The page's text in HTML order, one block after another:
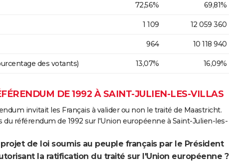
72,56% 69,81%
1 109 12 059 360
964 10 118 940
des votants) 13,07% 16,09%
DE 1992 À SAINT-JULIEN-LES-VILLAS
invitait les Français à valider ou non le traité de Maastricht.
du référendum de 1992 sur l'Union européenne à Saint-Julien-les-
de loi soumis au peuple français par le Président
la ratification du traité sur l'Union européenne ?